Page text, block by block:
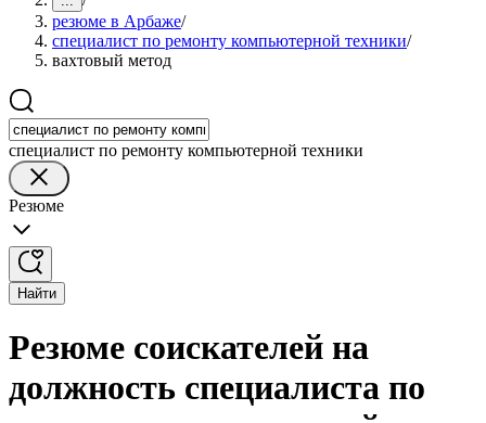
резюме в Арбаже/
специалист по ремонту компьютерной техники/
вахтовый метод
специалист по ремонту компьютерной техники
Резюме
Найти
Резюме соискателей на
должность специалиста по